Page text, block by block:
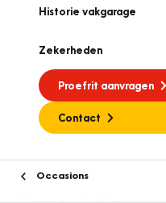
Historie vakgarage
Zekerheden
Proefrit aanvragen
Contact
Occasions